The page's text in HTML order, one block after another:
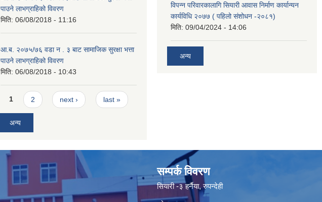
पाउने लाभग्राहिको विवरण
मिति: 06/08/2018 - 11:16
आ.ब. २०७५/७६ वडा न . ३ बाट सामाजिक सुरक्षा भत्ता
पाउने लाभग्राहिको विवरण
मिति: 06/08/2018 - 10:43
Pages
1 2 next › last »
अन्य
विपन्न परिवारकालागि सियारी आवास निर्माण कार्यान्यन
कार्यविधि २०७७ ( पहिलो संशोधन -२०८१)
मिति: 09/04/2024 - 14:06
अन्य
सम्पर्क विवरण
सियारी -३ हर्नैया, रुपन्देही